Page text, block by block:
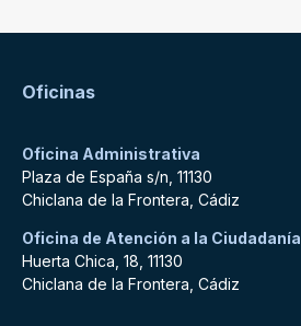
Oficinas
Oficina Administrativa
Plaza de España s/n, 11130
Chiclana de la Frontera, Cádiz
Oficina de Atención a la Ciudadanía
Huerta Chica, 18, 11130
Chiclana de la Frontera, Cádiz